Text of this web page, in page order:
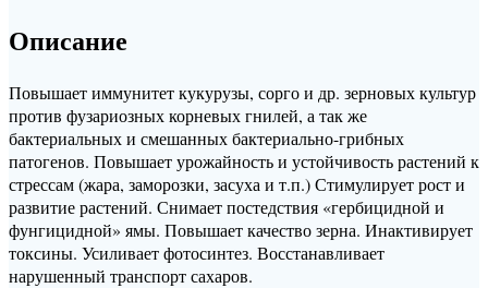
Описание
Повышает иммунитет кукурузы, сорго и др. зерновых культур
против фузариозных корневых гнилей, а так же
бактериальных и смешанных бактериально-грибных
патогенов. Повышает урожайность и устойчивость растений к
стрессам (жара, заморозки, засуха и т.п.) Стимулирует рост и
развитие растений. Снимает постедствия «гербицидной и
фунгицидной» ямы. Повышает качество зерна. Инактивирует
токсины. Усиливает фотосинтез. Восстанавливает
нарушенный транспорт сахаров.